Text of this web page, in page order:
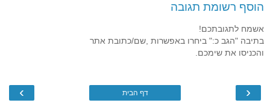
הוסף רשומת תגובה
אשמח לתגובתכם!
בתיבה "הגב כ:" ביחרו באפשרות ,שם/כתובת אתר
והכניסו את שימכם.
‹
› דף הבית